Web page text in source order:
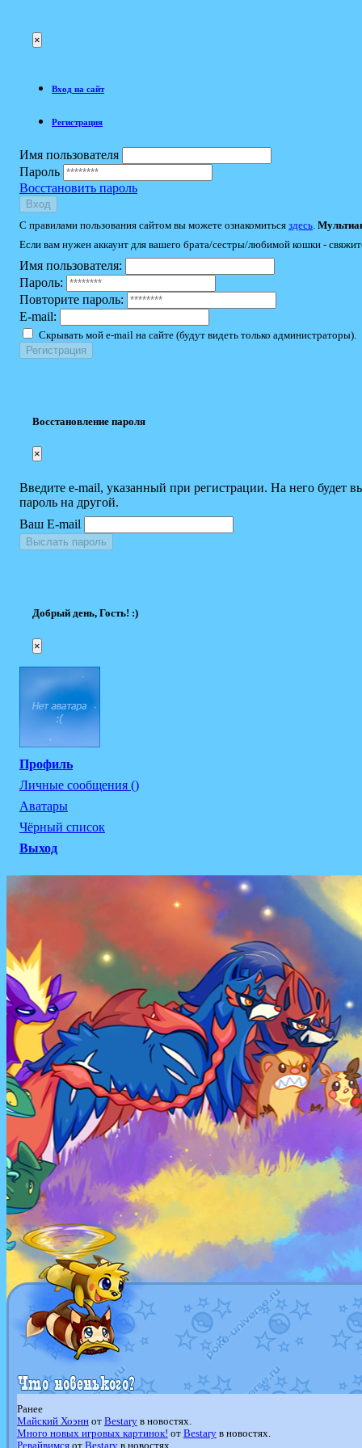
×
Вход на сайт
Регистрация
Имя пользователя
Пароль
Восстановить пароль
Вход
С правилами пользования сайтом вы можете ознакомиться здесь
Если вам нужен аккаунт для вашего брата/сестры/любимой кошки -
Имя пользователя:
Пароль:
Повторите пароль:
E-mail:
Скрывать мой e-mail на сайте (будут видеть только администраторы).
Восстановление пароля
×
Введите e-mail, указанный при регистрации. На него будет
пароль на другой.
Ваш E-mail
Выслать пароль
Добрый день, Гость! :)
×
Профиль
Личные сообщения ()
Аватары
Чёрный список
Выход
Ранее
Майский Хоэннот Bestaryв новостях.
Много новых игровых картинок! от Bestaryв новостях.
Ревайвимсяот Bestaryв новостях.